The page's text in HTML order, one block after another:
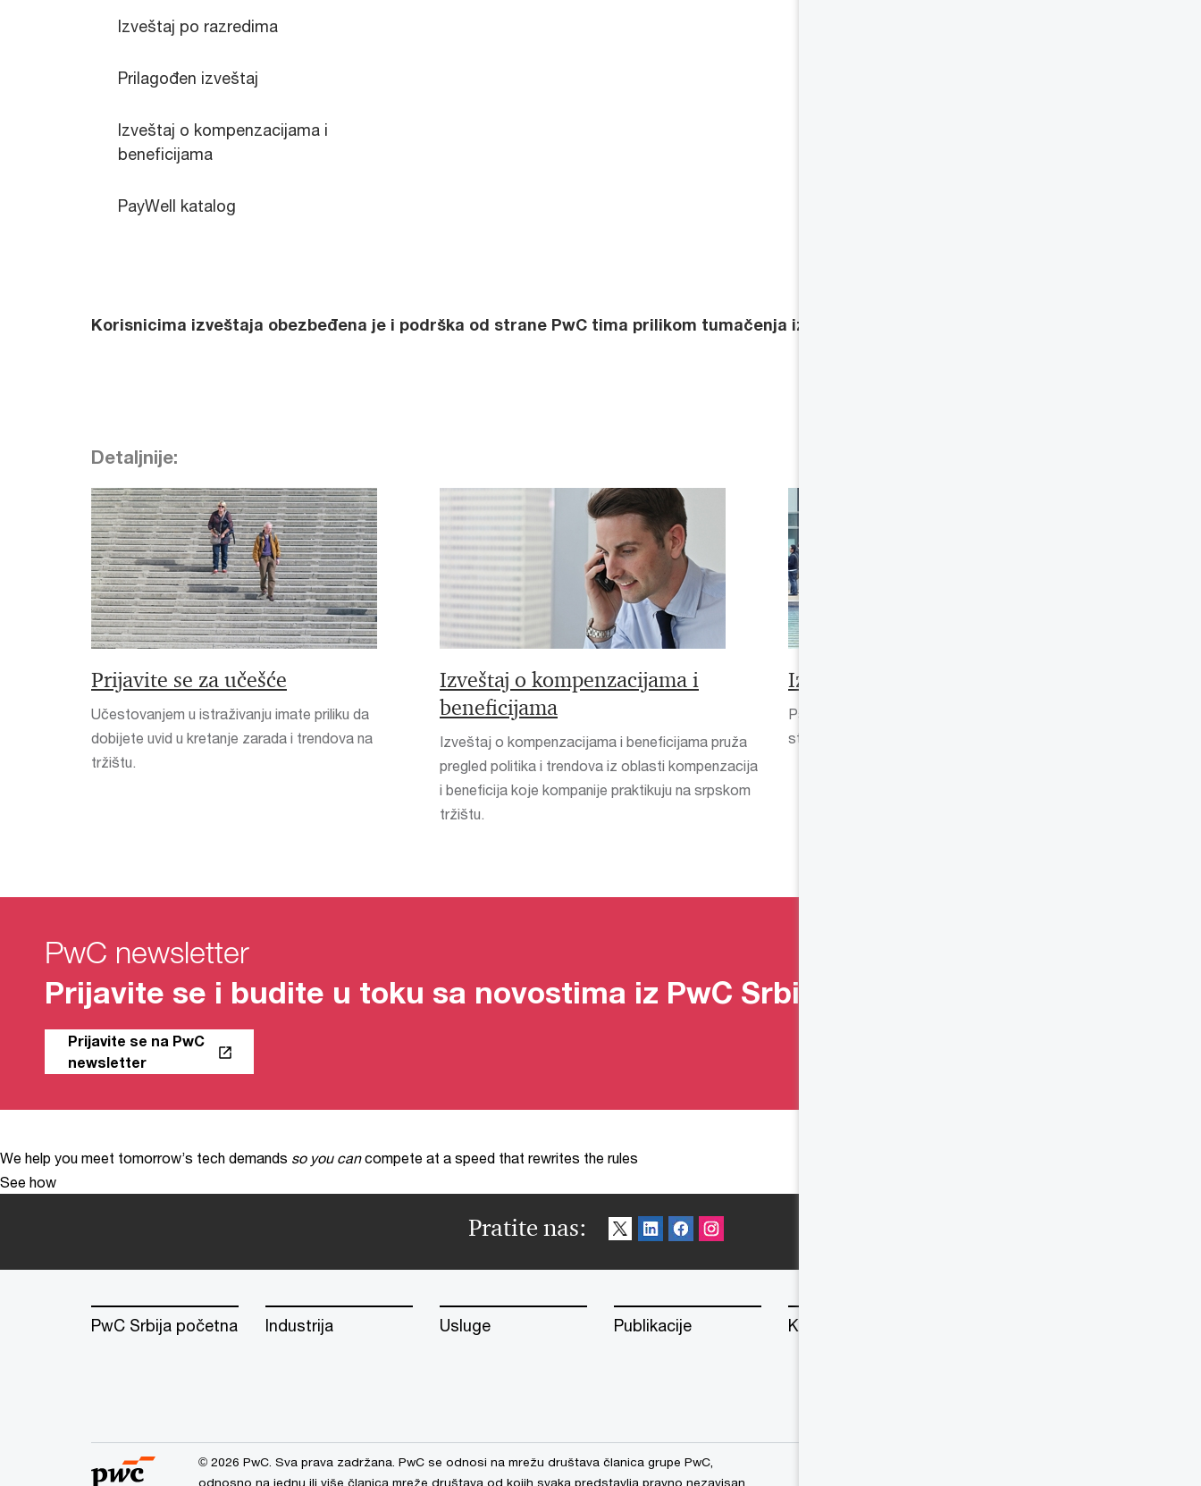
Izveštaj po razredima
Prilagođen izveštaj
Izveštaj o kompenzacijama i
beneficijama
PayWell katalog
Korisnicima izveštaja obezbeđena je i podrška od strane PwC tima prilikom tumačenja izveštaja.
Detaljnije:
Prijavite se za učešće
Učestovanjem u istraživanju imate priliku da
dobijete uvid u kretanje zarada i trendova na
tržištu.
Izveštaj o kompenzacijama i
beneficijama
Izveštaj o kompenzacijama i beneficijama pruža
pregled politika i trendova iz oblasti kompenzacija
i beneficija koje kompanije praktikuju na srpskom
tržištu.
Izveštaj o zaradama
PayWell izveštaj o zaradama prikazuje detaljne
statistike zarada za analizirana radna mesta.
PwC newsletter
Prijavite se i budite u toku sa novostima iz PwC Srbija
Prijavite se na PwC
newsletter
We help you meet tomorrow’s tech demands so you can compete at a speed that rewrites the rules
See how
Pratite nas:
PwC Srbija početna Industrija Usluge Publikacije Karijera u PwC
© 2026 PwC. Sva prava zadržana. PwC se odnosi na mrežu društava članica grupe PwC,
odnosno na jednu ili više članica mreže društava od kojih svaka predstavlja pravno nezavisan